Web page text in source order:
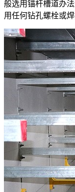
般选用锚杆槽道办
用任何钻孔螺栓或焊